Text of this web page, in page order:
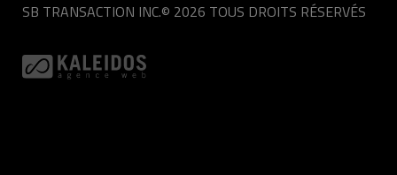
SB TRANSACTION INC.© 2026 TOUS DROITS RÉSERVÉS